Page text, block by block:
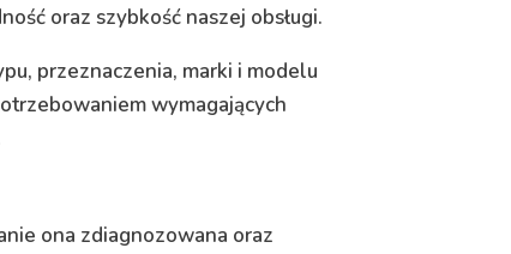
oraz szybkość naszej obsługi.
przeznaczenia, marki i modelu
wymagających
ona zdiagnozowana oraz